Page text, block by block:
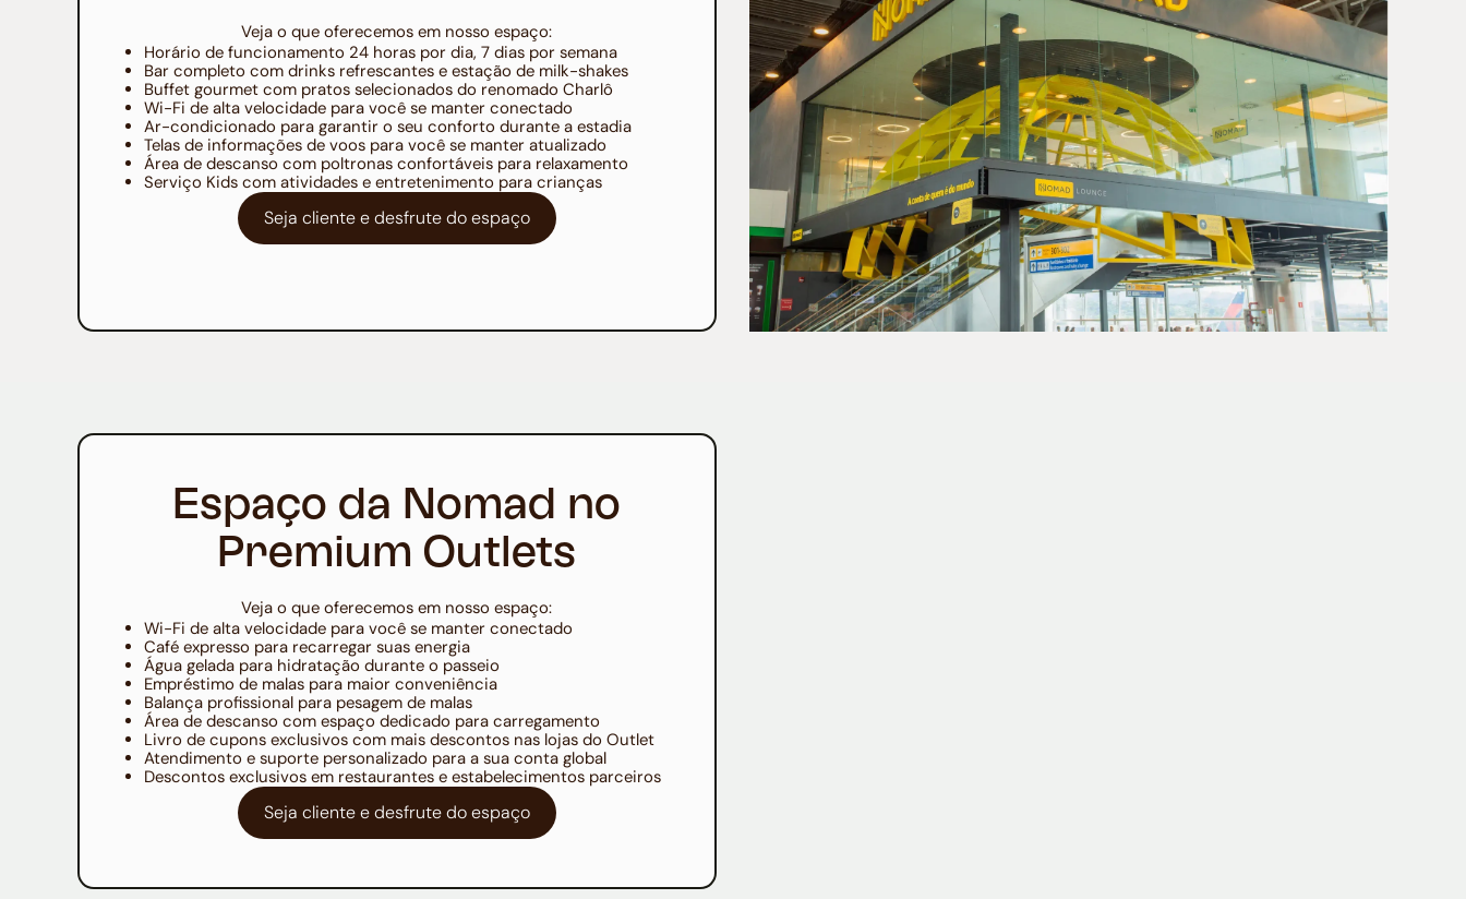
Veja o que oferecemos em nosso espaço:
Horário de funcionamento 24 horas por dia, 7 dias por semana
Bar completo com drinks refrescantes e estação de milk-shakes
Buffet gourmet com pratos selecionados do renomado Charlô
Wi-Fi de alta velocidade para você se manter conectado
Ar-condicionado para garantir o seu conforto durante a estadia
Telas de informações de voos para você se manter atualizado
Área de descanso com poltronas confortáveis para relaxamento
Serviço Kids com atividades e entretenimento para crianças
Seja cliente e desfrute do espaço
Espaço da Nomad no
Premium Outlets
Veja o que oferecemos em nosso espaço:
Wi-Fi de alta velocidade para você se manter conectado
Café expresso para recarregar suas energia
Água gelada para hidratação durante o passeio
Empréstimo de malas para maior conveniência
Balança profissional para pesagem de malas
Área de descanso com espaço dedicado para carregamento
Livro de cupons exclusivos com mais descontos nas lojas do Outlet
Atendimento e suporte personalizado para a sua conta global
Descontos exclusivos em restaurantes e estabelecimentos parceiros
Seja cliente e desfrute do espaço